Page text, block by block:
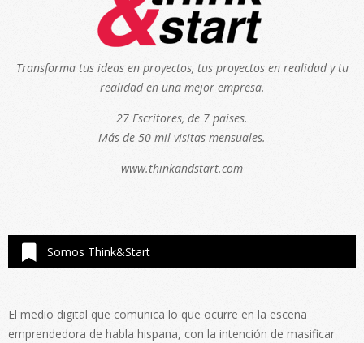
Transforma tus ideas en proyectos, tus proyectos en realidad y tu
realidad en una mejor empresa.
27 Escritores, de 7 países.
Más de 50 mil visitas mensuales.
www.thinkandstart.com
Somos Think&Start
El medio digital que comunica lo que ocurre en la escena
emprendedora de habla hispana, con la intención de masificar